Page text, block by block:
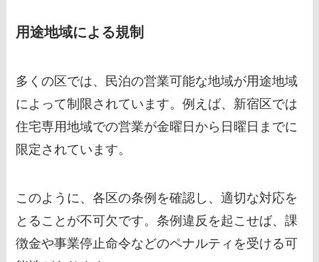
用途地域による規制
多くの区では、民泊の営業可能な地域が用途地域
によって制限されています。例えば、新宿区では
住宅専用地域での営業が金曜日から日曜日までに
限定されています。
このように、各区の条例を確認し、適切な対応を
とることが不可欠です。条例違反を起こせば、課
徴金や事業停止命令などのペナルティを受ける可